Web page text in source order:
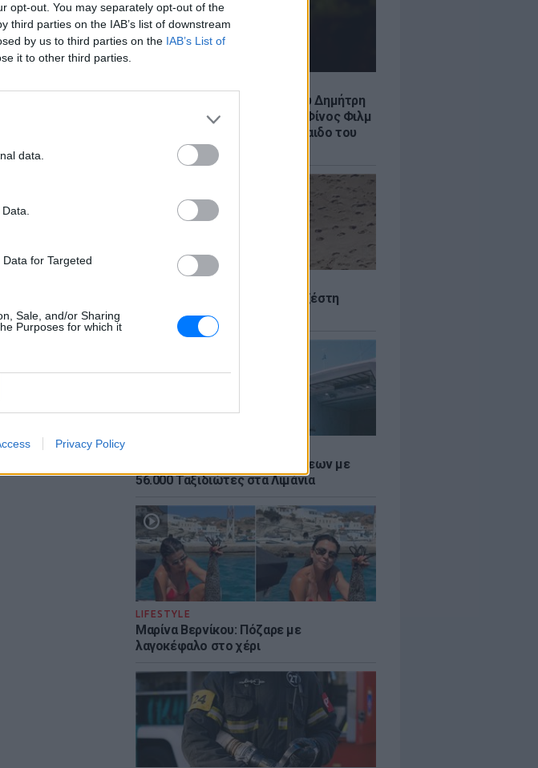
opt-out. You may separately opt-out of the
third parties on the IAB’s list of downstream
by us to third parties on the IAB’s List of
it to other third parties.
data.
for Targeted
Sale, and/or Sharing
Purposes for which it
Privacy Policy
22 χρόνια από τον θάνατο του Δημήτρη
Παπαμιχαήλ: Η ανάρτηση της Φίνος Φιλμ
για το «γοητευτικό λεβεντόπαιδο του
ελληνικού σινεμά»
Καιρός: Πού θα «χτυπήσει» η ζέστη
Αύγουστος: Ρεκόρ Αναχωρήσεων με
56.000 Ταξιδιώτες στα Λιμάνια
LIFESTYLE
Μαρίνα Βερνίκου: Πόζαρε με
λαγοκέφαλο στο χέρι
πρώτοιτα